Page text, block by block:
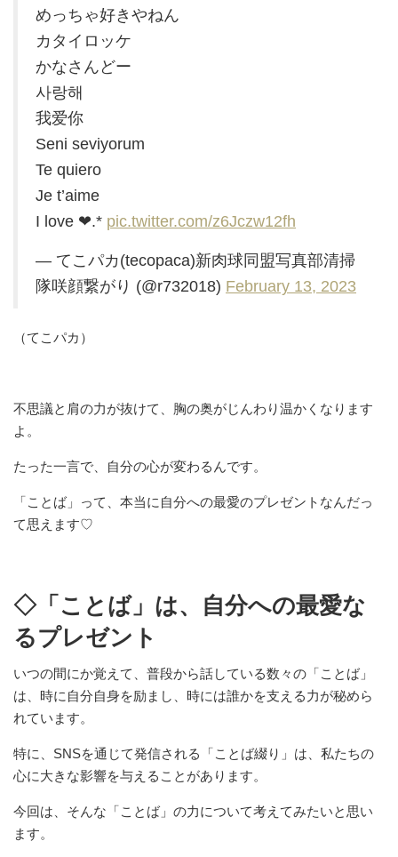
めっちゃ好きやねん
カタイロッケ
かなさんどー
사랑해
我爱你
Seni seviyorum
Te quiero
Je t’aime
I love ❤︎.* pic.twitter.com/z6Jczw12fh
— てこパカ(tecopaca)新肉球同盟写真部清掃
隊咲顔繋がり (@r732018) February 13, 2023
（てこパカ）
不思議と肩の力が抜けて、胸の奥がじんわり温かくなります
よ。
たった一言で、自分の心が変わるんです。
「ことば」って、本当に自分への最愛のプレゼントなんだっ
て思えます♡
◇「ことば」は、自分への最愛な
るプレゼント
いつの間にか覚えて、普段から話している数々の「ことば」
は、時に自分自身を励まし、時には誰かを支える力が秘めら
れています。
特に、SNSを通じて発信される「ことば綴り」は、私たちの
心に大きな影響を与えることがあります。
今回は、そんな「ことば」の力について考えてみたいと思い
ます。